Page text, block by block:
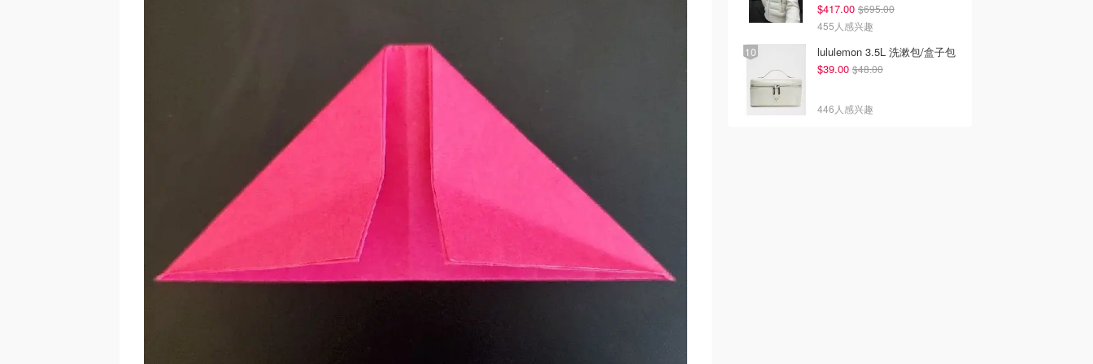
$417.00 $695.00
455人感兴趣
lululemon 3.5L 洗漱包/盒子包
$39.00 $48.00
446人感兴趣